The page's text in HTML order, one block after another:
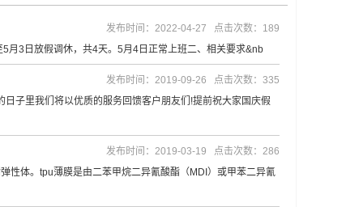
月3日放假调休，共4天。5月4日正常上班二、相关要求&nb
发布时间：2022-04-27 点击次数：189
子里我们将以优质的服务回馈客户朋友们!提前祝大家国庆假
发布时间：2019-09-26 点击次数：335
体。tpu薄膜是由二苯甲烷二异氰酸酯（MDI）或甲苯二异氰
发布时间：2019-03-19 点击次数：286